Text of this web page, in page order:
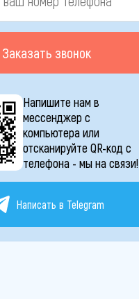
Заказать звонок
Напишите нам в
мессенджер с
компьютера или
отсканируйте QR-код с
телефона - мы на связи!
Написать в Telegram